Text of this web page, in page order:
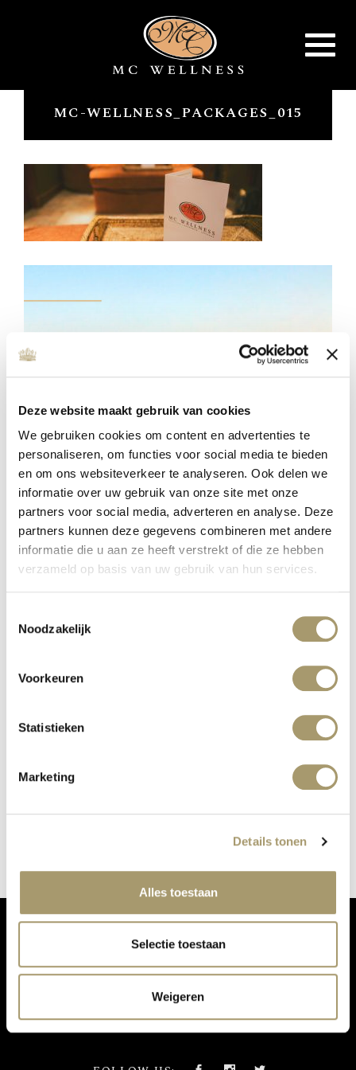
Deze website maakt gebruik van cookies
We gebruiken cookies om content en advertenties te
personaliseren, om functies voor social media te bieden
en om ons websiteverkeer te analyseren. Ook delen we
informatie over uw gebruik van onze site met onze
partners voor social media, adverteren en analyse. Deze
partners kunnen deze gegevens combineren met andere
informatie die u aan ze heeft verstrekt of die ze hebben
verzameld op basis van uw gebruik van hun services.
Noodzakelijk
Voorkeuren
Statistieken
Marketing
Details tonen
Alles toestaan
Selectie toestaan
Weigeren
Toggle
MC-WELLNESS_PACKAGES_015
ENERGIZE YOUR SOUL –
DRIEDAAGSE RETRAITE
gepubliceerd op: 18 oktober 2022
lees meer
KUNDALINI YOGA
gepubliceerd op: 3 mei 2021